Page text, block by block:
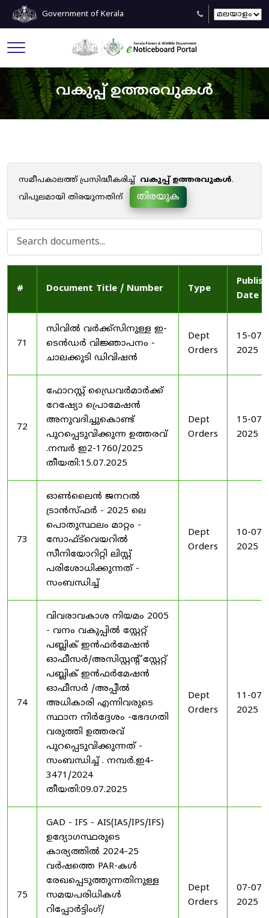
Government of Kerala
വകുപ്പ് ഉത്തരവുകൾ
സമീപകാലത്ത് പ്രസിദ്ധീകരിച്ച് വകുപ്പ് ഉത്തരവുകൾ.
വിപുലമായി തിരയുന്നതിന്
തിരയുക
# Document Title / Number Type
Date
71
സിവിൽ വർക്ക്സിനുള്ള ഇ-
ടെൻഡർ വിജ്ഞാപനം -
ചാലക്കുടി ഡിവിഷൻ
Dept
Orders
15-07-
2025
72
ഫോറസ്റ്റ് ഡ്രൈവർമാർക്ക്
റേഷ്യോ പ്രൊമേഷൻ
അനുവദിച്ചുകൊണ്ട്
പുറപ്പെടുവിക്കുന്ന ഉത്തരവ്
.നമ്പർ ഇ2-1760/2025
തീയതി:15.07.2025
Dept
Orders
15-07-
2025
73
ഓൺലൈൻ ജനറൽ
ട്രാൻസ്ഫർ - 2025 ലെ
പൊതുസ്ഥലം മാറ്റം -
സോഫ്ട്‍വെയറിൽ
സീനിയോറിറ്റി ലിസ്റ്റ്
പരിശോധിക്കുന്നത് -
സംബന്ധിച്ച്
Dept
Orders
10-07-
2025
74
വിവരാവകാശ നിയമം 2005
- വനം വകുപ്പിൽ സ്റ്റേറ്റ്
പബ്ലിക് ഇൻഫർമേഷൻ
ഓഫീസർ/അസിസ്റ്റന്റ് സ്റ്റേറ്റ്
പബ്ലിക് ഇൻഫർമേഷൻ
ഓഫീസർ /അപ്പീൽ
അധികാരി എന്നിവരുടെ
സ്ഥാന നിർദ്ദേശം -ഭേദഗതി
വരുത്തി ഉത്തരവ്
പുറപ്പെടുവിക്കുന്നത് -
സംബന്ധിച്ച് . നമ്പർ.ഇ4-
3471/2024
തീയതി:09.07.2025
Dept
Orders
11-07-
2025
75
GAD - IFS - AIS(IAS/IPS/IFS)
ഉദ്യോഗസ്ഥരുടെ
കാര്യത്തിൽ 2024-25
വർഷത്തെ PAR-കൾ
രേഖപ്പെടുത്തുന്നതിനുള്ള
സമയപരിധികൾ
റിപ്പോർട്ടിംഗ്/
Dept
Orders
07-07-
2025